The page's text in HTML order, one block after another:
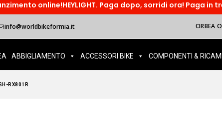
Paga dopo, sorridi ora! Paga in tre rate o
info@worldbikeformia.it ORBEA
ABBIGLIAMENTO ACCESSORI BIKE COMPONENTI &
RX801R